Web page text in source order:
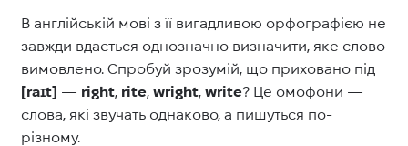
В англійській мові з її вигадливою орфографією не
завжди вдається однозначно визначити, яке слово
вимовлено. Спробуй зрозумій, що приховано під
[raɪt] — right, rite, wright, write? Це омофони —
слова, які звучать однаково, а пишуться по-
різному.